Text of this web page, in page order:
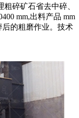
碎矿石省去中碎、
mm,出料产品 mm
后的粗磨作业。技术